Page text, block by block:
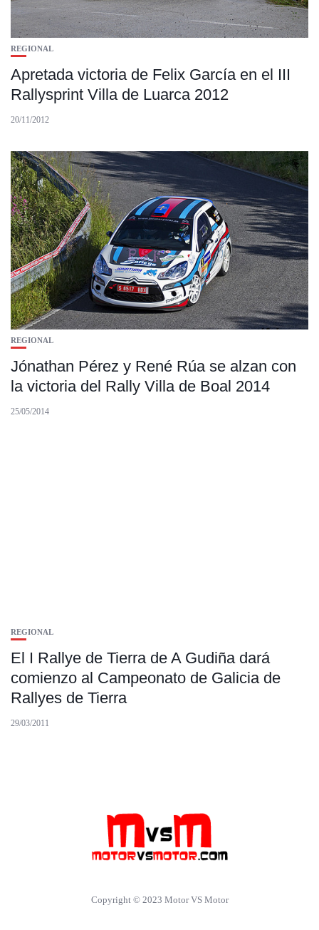
REGIONAL
Apretada victoria de Felix García en el III
Rallysprint Villa de Luarca 2012
20/11/2012
REGIONAL
Jónathan Pérez y René Rúa se alzan con
la victoria del Rally Villa de Boal 2014
25/05/2014
REGIONAL
El I Rallye de Tierra de A Gudiña dará
comienzo al Campeonato de Galicia de
Rallyes de Tierra
29/03/2011
Copyright © 2023 Motor VS Motor